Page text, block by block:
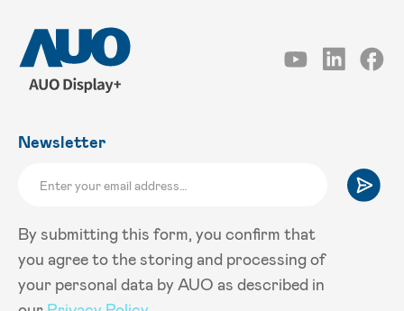
Newsletter
By submitting this form, you confirm that
you agree to the storing and processing of
your personal data by AUO as described in